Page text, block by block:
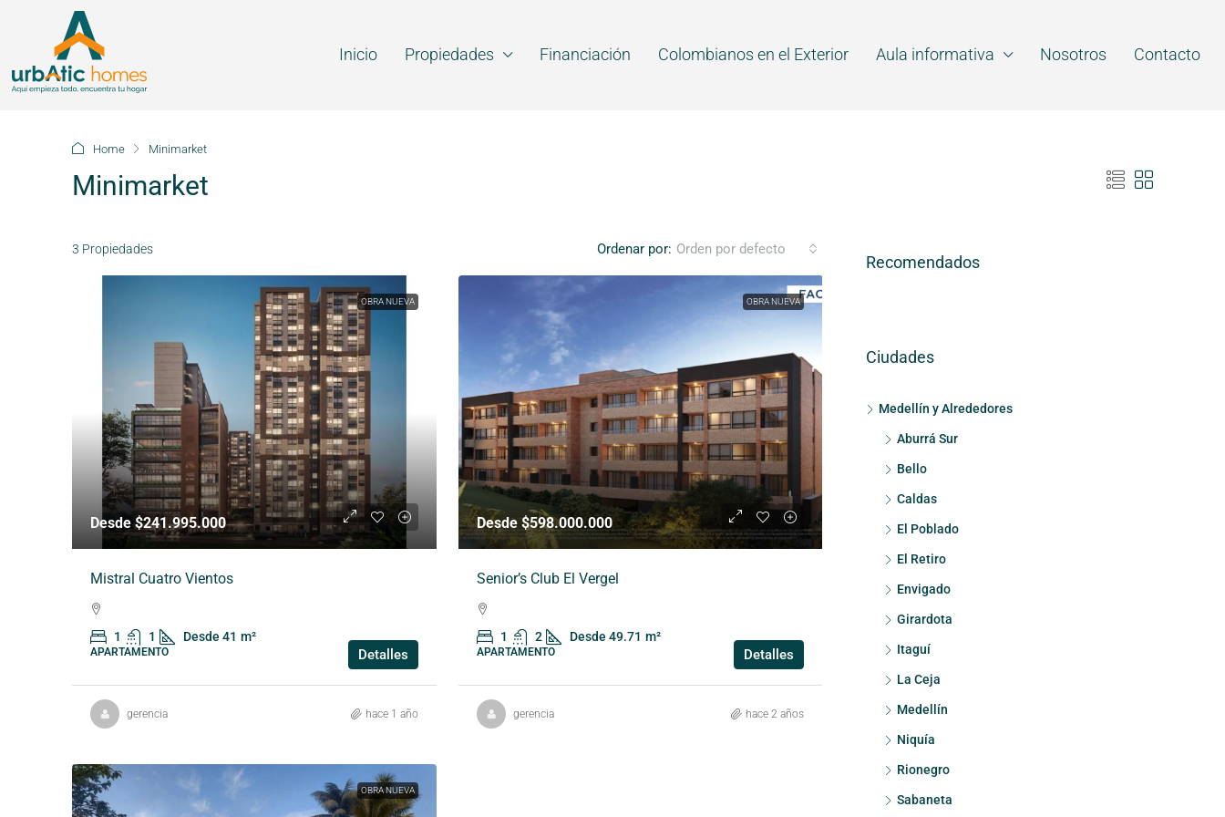
Inicio Propiedades Financiación Colombianos en el Exterior Aula informativa Nosotros Contacto
Home Minimarket
Minimarket
3 Propiedades Ordenar por: Orden por defecto
OBRA NUEVA
Desde $241.995.000
Mistral Cuatro Vientos
1 1 Desde 41 m²
APARTAMENTO Detalles
gerencia hace 1 año
OBRA NUEVA
Desde $598.000.000
Senior’s Club El Vergel
1 2 Desde 49.71 m²
APARTAMENTO Detalles
gerencia hace 2 años
OBRA NUEVA
Recomendados
Ciudades
Medellín y Alrededores
Aburrá Sur
Bello
Caldas
El Poblado
El Retiro
Envigado
Girardota
Itaguí
La Ceja
Medellín
Niquía
Rionegro
Sabaneta